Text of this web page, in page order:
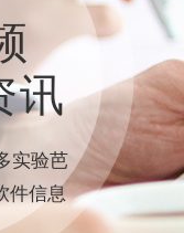
讯
实验芭
件信息